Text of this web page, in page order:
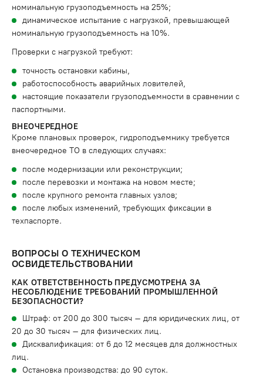
номинальную грузоподъемность на 25%;
динамическое испытание с нагрузкой, превышающей
номинальную грузоподъемность на 10%.
Проверки с нагрузкой требуют:
точность остановки кабины,
работоспособность аварийных ловителей,
настоящие показатели грузоподъемности в сравнении с
паспортными.
ВНЕОЧЕРЕДНОЕ
Кроме плановых проверок, гидроподъемнику требуется
внеочередное ТО в следующих случаях:
после модернизации или реконструкции;
после перевозки и монтажа на новом месте;
после крупного ремонта главных узлов;
после любых изменений, требующих фиксации в
техпаспорте.
ВОПРОСЫ О ТЕХНИЧЕСКОМ
ОСВИДЕТЕЛЬСТВОВАНИИ
КАК ОТВЕТСТВЕННОСТЬ ПРЕДУСМОТРЕНА ЗА
НЕСОБЛЮДЕНИЕ ТРЕБОВАНИЙ ПРОМЫШЛЕННОЙ
БЕЗОПАСНОСТИ?
Штраф: от 200 до 300 тысяч – для юридических лиц, от
20 до 30 тысяч – для физических лиц.
Дисквалификация: от 6 до 12 месяцев для должностных
лиц.
Остановка производства: до 90 суток.